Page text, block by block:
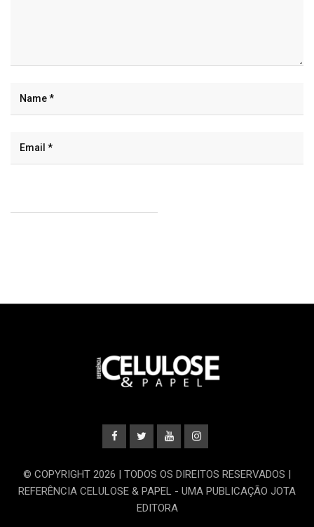
© COPYRIGHT 2026 | TODOS OS DIREITOS RESERVADOS |
REFERÊNCIA CELULOSE & PAPEL - UMA PUBLICAÇÃO JOTA
EDITORA